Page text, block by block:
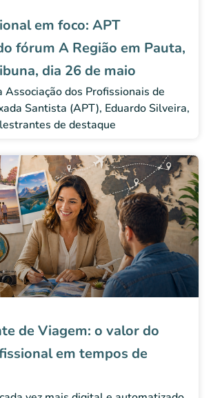
em foco: APT
fórum A Região em Pauta,
dia 26 de maio
Associação dos Profissionais de
Santista (APT), Eduardo Silveira,
de destaque
de Viagem: o valor do
em tempos de